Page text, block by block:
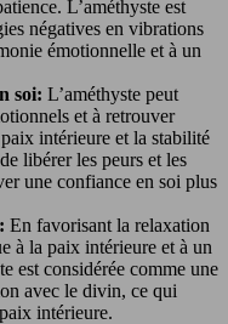
L’améthyste est
négatives en vibrations
émotionnelle et à un
soi: L’améthyste peut
et à retrouver
intérieure et la stabilité
libérer les peurs et les
une confiance en soi plus
En favorisant la relaxation
à la paix intérieure et à un
est considérée comme une
avec le divin, ce qui
intérieure.